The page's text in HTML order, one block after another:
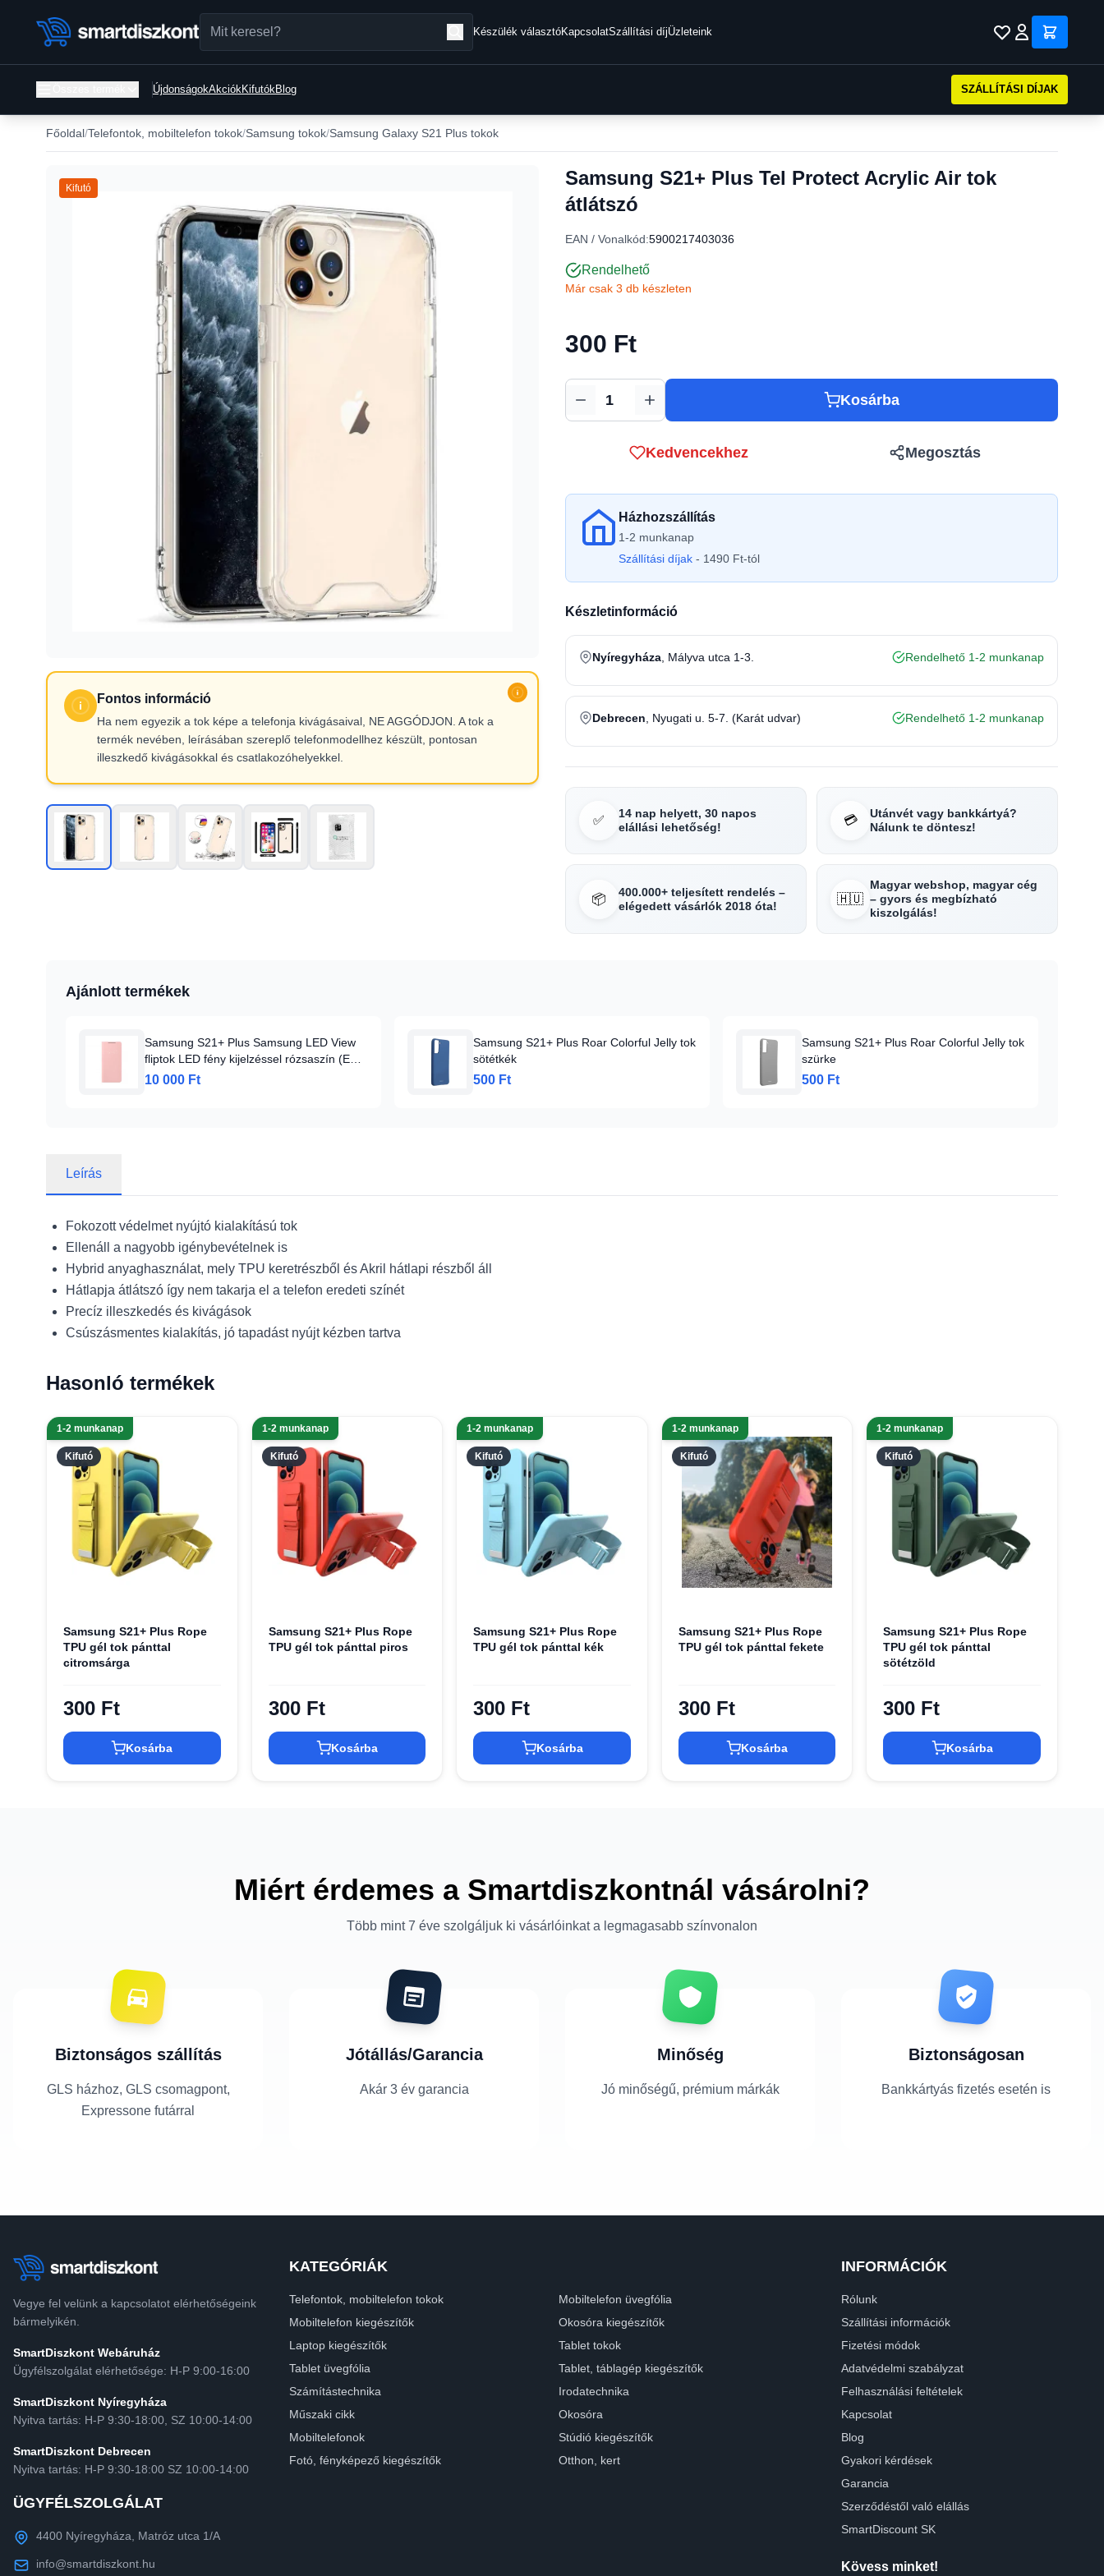
Készülék választóKapcsolatSzállítási díjÜzleteink
ÚjdonságokAkciókKifutókBlog SZÁLLÍTÁSI DÍJAK
Főoldal Telefontok, mobiltelefon tokok Samsung tokok Samsung Galaxy S21 Plus tokok
Fontos információ
Ha nem egyezik a tok képe a telefonja kivágásaival, NE AGGÓDJON. A tok a
termék nevében, leírásában szereplő telefonmodellhez készült, pontosan
illeszkedő kivágásokkal és csatlakozóhelyekkel.
Kifutó
Samsung S21+ Plus Tel Protect Acrylic Air tok
átlátszó
EAN / Vonalkód:5900217403036
Rendelhető
Már csak 3 db készleten
300 Ft
Mennyiség Kosárba
Kedvencekhez Megosztás
Házhozszállítás
1-2 munkanap
Szállítási díjak - 1490 Ft-tól
Készletinformáció
Nyíregyháza , Mályva utca 1-3. Rendelhető 1-2 munkanap
Debrecen , Nyugati u. 5-7. (Karát udvar) Rendelhető 1-2 munkanap
✅
14 nap helyett, 30 napos
elállási lehetőség!
💳
Utánvét vagy bankkártyá?
Nálunk te döntesz!
📦
400.000+ teljesített rendelés –
elégedett vásárlók 2018 óta!
🇭🇺
Magyar webshop, magyar cég
– gyors és megbízható
kiszolgálás!
Ajánlott termékek
Samsung S21+ Plus Samsung LED View
fliptok LED fény kijelzéssel rózsaszín (EF-
NG996PPEGEE)
10 000 Ft
Samsung S21+ Plus Roar Colorful Jelly tok
sötétkék
500 Ft
Samsung S21+ Plus Roar Colorful Jelly tok
szürke
500 Ft
Leírás
Fokozott védelmet nyújtó kialakítású tok
Ellenáll a nagyobb igénybevételnek is
Hybrid anyaghasználat, mely TPU keretrészből és Akril hátlapi részből áll
Hátlapja átlátszó így nem takarja el a telefon eredeti színét
Precíz illeszkedés és kivágások
Csúszásmentes kialakítás, jó tapadást nyújt kézben tartva
Hasonló termékek
Kifutó
1-2 munkanap
Samsung S21+ Plus Rope
TPU gél tok pánttal
citromsárga
300 Ft
Kosárba
Kifutó
1-2 munkanap
Samsung S21+ Plus Rope
TPU gél tok pánttal piros
300 Ft
Kosárba
Kifutó
1-2 munkanap
Samsung S21+ Plus Rope
TPU gél tok pánttal kék
300 Ft
Kosárba
Kifutó
1-2 munkanap
Samsung S21+ Plus Rope
TPU gél tok pánttal fekete
300 Ft
Kosárba
Kifutó
1-2 munkanap
Samsung S21+ Plus Rope
TPU gél tok pánttal
sötétzöld
300 Ft
Kosárba
Miért érdemes a Smartdiszkontnál vásárolni?
Több mint 7 éve szolgáljuk ki vásárlóinkat a legmagasabb színvonalon
Biztonságos szállítás
GLS házhoz, GLS csomagpont,
Expressone futárral
Jótállás/Garancia
Akár 3 év garancia
Minőség
Jó minőségű, prémium márkák
Biztonságosan
Bankkártyás fizetés esetén is
Vegye fel velünk a kapcsolatot elérhetőségeink
bármelyikén.
SmartDiszkont Webáruház
Ügyfélszolgálat elérhetősége: H-P 9:00-16:00
SmartDiszkont Nyíregyháza
Nyitva tartás: H-P 9:30-18:00, SZ 10:00-14:00
SmartDiszkont Debrecen
Nyitva tartás: H-P 9:30-18:00 SZ 10:00-14:00
ÜGYFÉLSZOLGÁLAT
4400 Nyíregyháza, Matróz utca 1/A
info@smartdiszkont.hu
KATEGÓRIÁK
Telefontok, mobiltelefon tokok
Mobiltelefon üvegfólia
Mobiltelefon kiegészítők
Okosóra kiegészítők
Laptop kiegészítők
Tablet tokok
Tablet üvegfólia
Tablet, táblagép kiegészítők
Számítástechnika
Irodatechnika
Műszaki cikk
Okosóra
Mobiltelefonok
Stúdió kiegészítők
Fotó, fényképező kiegészítők
Otthon, kert
INFORMÁCIÓK
Rólunk
Szállítási információk
Fizetési módok
Adatvédelmi szabályzat
Felhasználási feltételek
Kapcsolat
Blog
Gyakori kérdések
Garancia
Szerződéstől való elállás
SmartDiscount SK
Kövess minket!